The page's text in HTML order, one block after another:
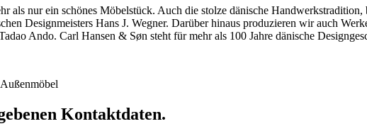
als nur ein schönes Möbelstück. Auch die stolze dänische
Designmeisters Hans J. Wegner. Darüber hinaus produzieren wir auch
Ando. Carl Hansen & Søn steht für mehr als 100 Jahre dänische
Kontaktdaten.